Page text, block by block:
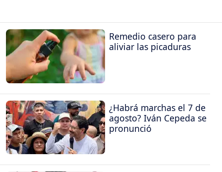
Remedio casero para
aliviar las picaduras
¿Habrá marchas el 7 de
agosto? Iván Cepeda se
pronunció